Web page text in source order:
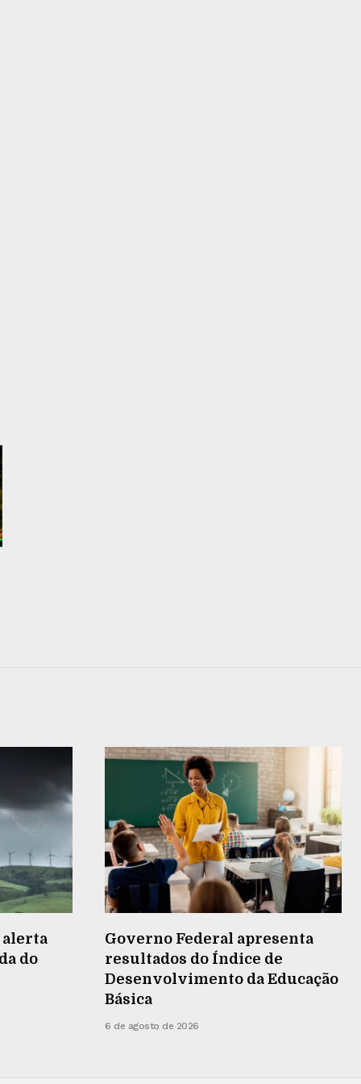
alerta
do
Governo Federal apresenta
resultados do Índice de
Desenvolvimento da Educação
Básica
6 de agosto de 2026